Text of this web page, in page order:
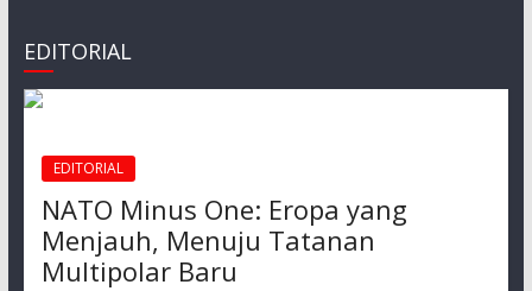
EDITORIAL
EDITORIAL
NATO Minus One: Eropa yang
Menjauh, Menuju Tatanan
Multipolar Baru